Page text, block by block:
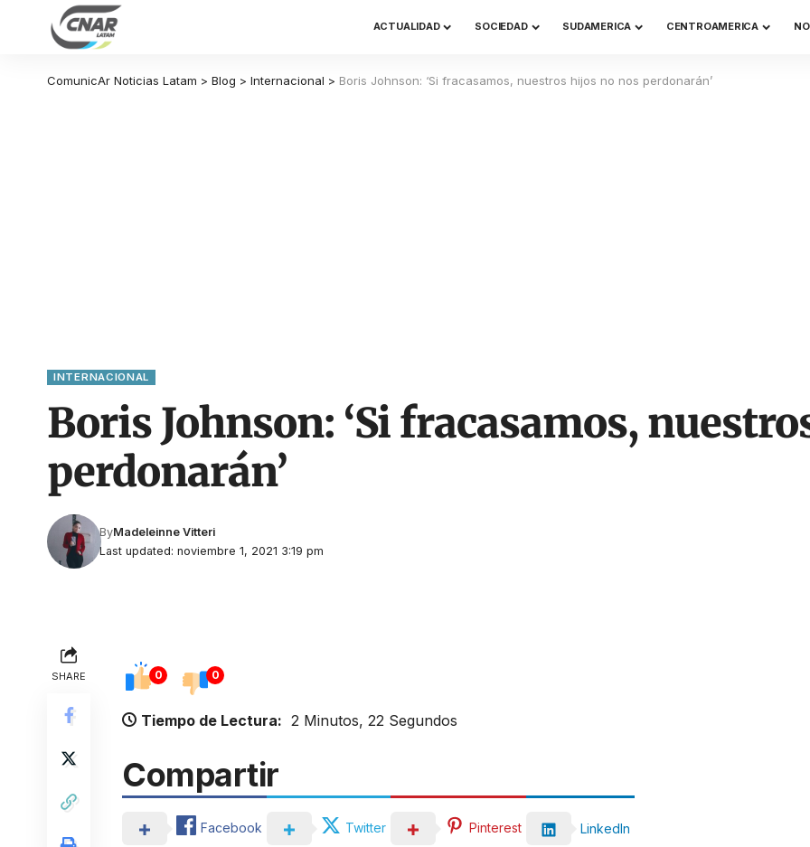
ACTUALIDAD SOCIEDAD SUDAMERICA CENTROAMERICA
ComunicAr Noticias Latam > Blog > Internacional > Boris Johnson: ‘Si fracasamos, nuestros hijos no nos perdonarán’
INTERNACIONAL
Boris Johnson: ‘Si fracasamos,
perdonarán’
Last updated: noviembre 1, 2021 3:19 pm
ByMadeleinne Vitteri
SHARE 0 0
Tiempo de Lectura: 2 Minutos, 22 Segundos
Compartir
Facebook Twitter Pinterest LinkedIn